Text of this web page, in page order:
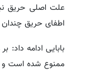
علت اصلی حریق
اطفای حریق
ممنوع شده است و